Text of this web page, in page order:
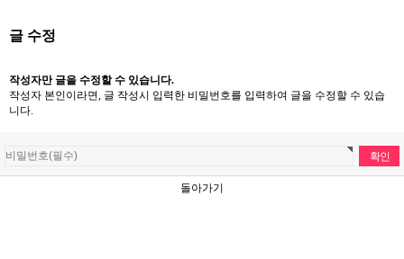
글 수정
작성자만 글을 수정할 수 있습니다.
작성자 본인이라면, 글 작성시 입력한 비밀번호를 입력하여 글을 수정할 수 있습
니다.
돌아가기